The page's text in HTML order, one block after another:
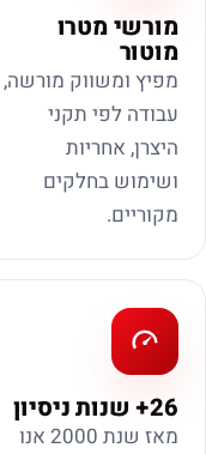
מורשי מטרו
מוטור
מפיץ ומשווק מורשה,
עבודה לפי תקני
היצרן, אחריות
ושימוש בחלקים
מקוריים.
26+ שנות ניסיון
מאז שנת 2000 אנו